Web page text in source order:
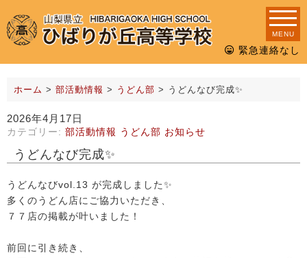
MENU
緊急連絡なし
ホーム > 部活動情報 > うどん部 > うどんなび完成✨
2026年4月17日
カテゴリー: 部活動情報 うどん部 お知らせ
うどんなび完成✨
うどんなびvol.13 が完成しました✨
多くのうどん店にご協力いただき、
７７店の掲載が叶いました！
前回に引き続き、